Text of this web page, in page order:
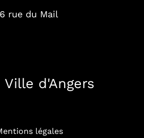
rue du Mail
Ville d'Angers
une nouvelle
légales